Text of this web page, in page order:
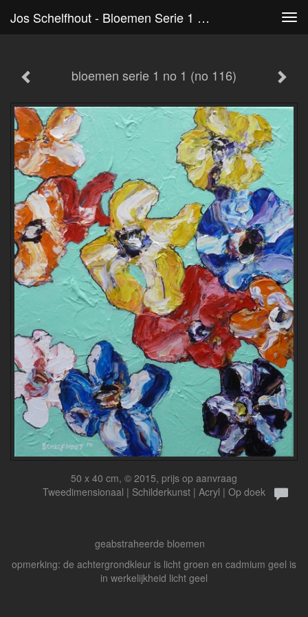
Jos Schelfhout - Bloemen Serie 1 No 1 (no 116)
bloemen serie 1 no 1 (no 116)
50 x 40 cm, © 2015, prijs op aanvraag
Tweedimensionaal | Schilderkunst | Acryl | Op doek
geabstraheerde bloemen
opmerking: de achtergrondkleur is licht groen en cadmium geel is
in werkelijkheid licht geel